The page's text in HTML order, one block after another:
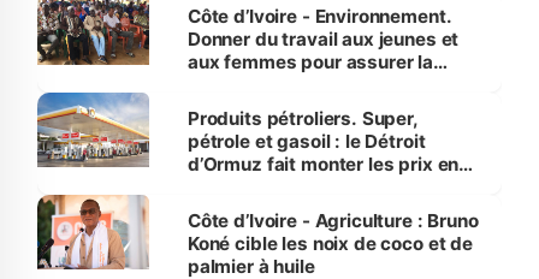
Côte d’Ivoire - Environnement.
Donner du travail aux jeunes et
aux femmes pour assurer la
menacées
Produits pétroliers. Super,
pétrole et gasoil : le Détroit
d’Ormuz fait monter les prix en
Côte d’Ivoire - Agriculture : Bruno
Koné cible les noix de coco et de
palmier à huile